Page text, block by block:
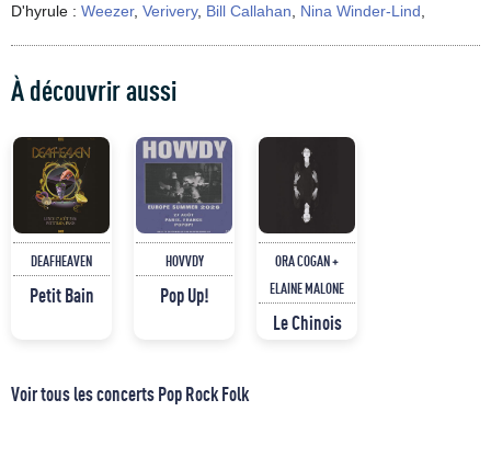
D'hyrule : Weezer, Verivery, Bill Callahan Nina Winder-Lind
À découvrir aussi
DEAFHEAVEN
Petit Bain
HOVVDY
Pop Up!
ORA COGAN +
ELAINE MALONE
Le Chinois
Voir tous les concerts Pop Rock Folk